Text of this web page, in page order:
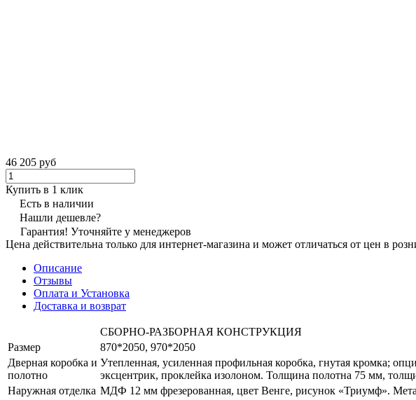
46 205 руб
Купить в 1 клик
Есть в наличии
Нашли дешевле?
Гарантия! Уточняйте у менеджеров
Цена действительна только для интернет-магазина и может отличаться от цен в
Описание
Отзывы
Оплата и Установка
Доставка и возврат
СБОРНО-РАЗБОРНАЯ КОНСТРУКЦИЯ
Размер
870*2050, 970*2050
Дверная коробка и
полотно
Утепленная, усиленная профильная коробка, гнутая кромка;
эксцентрик, проклейка изолоном. Толщина полотна 75 мм,
Наружная отделка МДФ 12 мм фрезерованная, цвет Венге, рисунок «Триумф».